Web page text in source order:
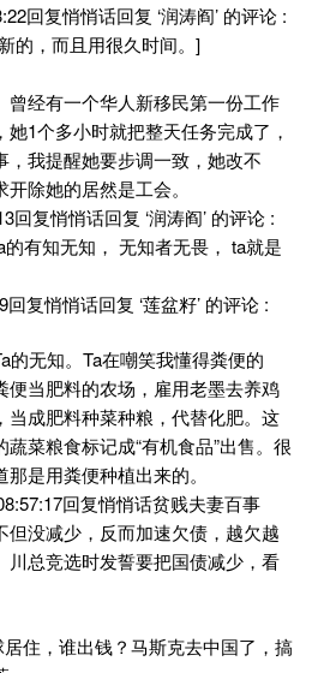
回复悄悄话回复 ‘润涛阎’ 的评论 :
的，而且用很久时间。]
曾经有一个华人新移民第一份工作
1个多小时就把整天任务完成了，
，我提醒她要步调一致，她改不
除她的居然是工会。
回复悄悄话回复 ‘润涛阎’ 的评论 :
有知无知， 无知者无畏， ta就是
复悄悄话回复 ‘莲盆籽’ 的评论 :
的无知。Ta在嘲笑我懂得粪便的
便当肥料的农场，雇用老墨去养鸡
当成肥料种菜种粮，代替化肥。这
菜粮食标记成“有机食品”出售。很
是用粪便种植出来的。
回复悄悄话贫贱夫妻百事
没减少，反而加速欠债，越欠越
川总竞选时发誓要把国债减少，看
住，谁出钱？马斯克去中国了，搞